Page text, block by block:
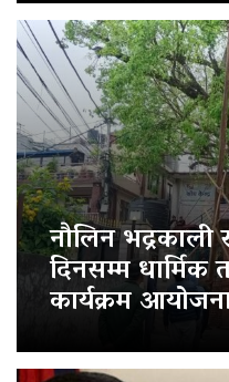
नौलिन भद्रकाली
दिनसम्म
कार्यक्रम